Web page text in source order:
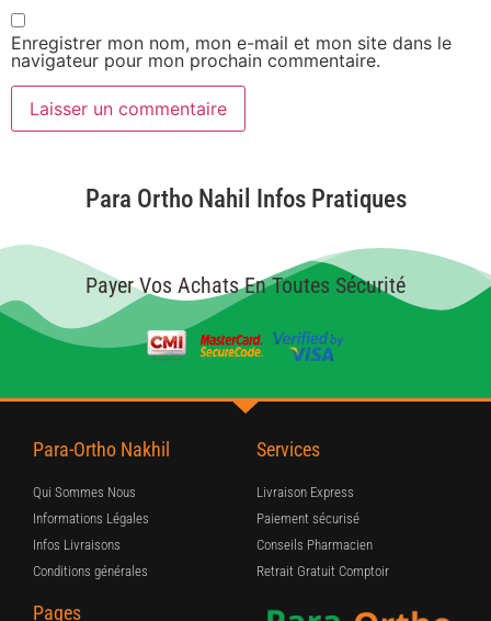
Enregistrer mon nom, mon e-mail et mon site dans le
navigateur pour mon prochain commentaire.
Para Ortho Nahil Infos Pratiques
Payer Vos Achats En Toutes Sécurité
Para-Ortho Nakhil
Qui Sommes Nous
Informations Légales
Infos Livraisons
Conditions générales
Services
Livraison Express
Paiement sécurisé
Conseils Pharmacien
Retrait Gratuit Comptoir
Pages